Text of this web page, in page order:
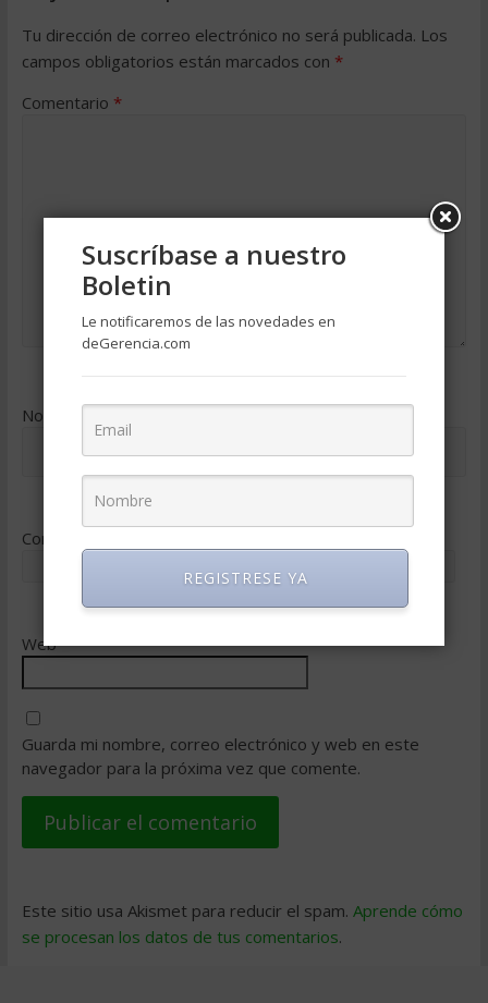
Tu dirección de correo electrónico no será publicada. Los
campos obligatorios están marcados con *
Comentario *
Nombre
Correo electrónico
Web
Guarda mi nombre, correo electrónico y web en este
navegador para la próxima vez que comente.
Este sitio usa Akismet para reducir el spam. Aprende cómo
se procesan los datos de tus comentarios.
Suscríbase a nuestro
Boletin
Le notificaremos de las novedades en
deGerencia.com
REGISTRESE YA